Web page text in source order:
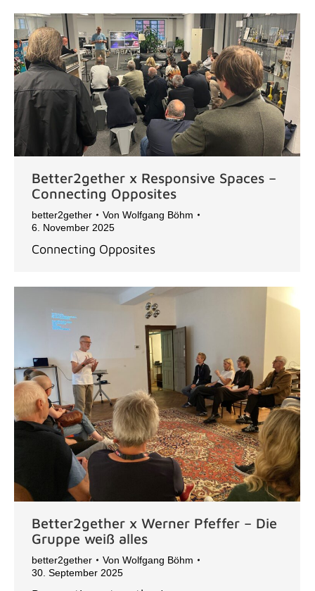
Better2gether x Responsive Spaces –
Connecting Opposites
better2gether Von Wolfgang Böhm
6. November 2025
Connecting Opposites
Better2gether x Werner Pfeffer – Die
Gruppe weiß alles
better2gether Von Wolfgang Böhm
30. September 2025